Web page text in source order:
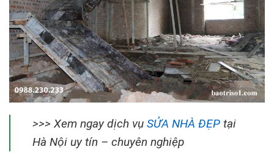
>>> Xem ngay dịch vụ SỬA NHÀ ĐẸP tại
Hà Nội uy tín – chuyên nghiệp